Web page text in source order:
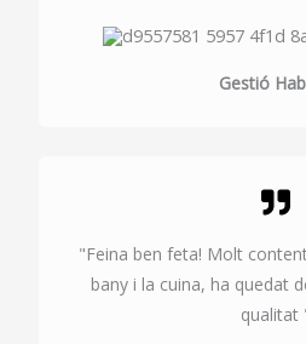
Gestió
"Feina ben feta! Molt
bany i la cuina, ha quedat
qualitat